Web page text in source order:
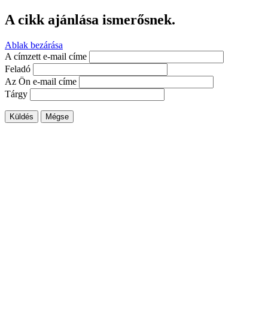
A cikk ajánlása ismerősnek.
Ablak bezárása
A címzett e-mail címe
Feladó
Az Ön e-mail címe
Tárgy
Küldés Mégse